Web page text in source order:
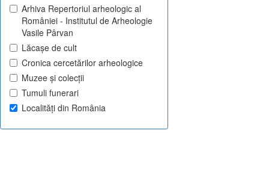
Arhiva Repertoriul arheologic al
României - Institutul de Arheologie
Vasile Pârvan
Lăcașe de cult
Cronica cercetărilor arheologice
Muzee și colecții
Tumuli funerari
Localități din România